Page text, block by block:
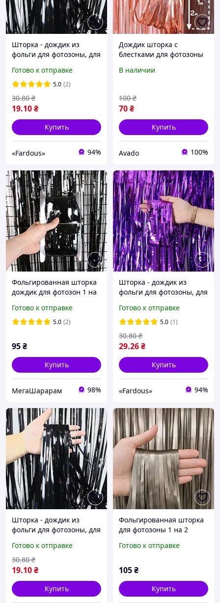
Шторка - дождик из
фольги для фотозоны, для
Черная
Готово к отправке
5.0 (2)
19.10₴
30.80 ₴
Купить
«Fardous» 94%
Дождик шторка с
блестками для фотозоны
Персиковый
В наличии
70₴
100 ₴
Купить
Avado 100%
Фольгированная шторка
дождик для фотозон 1 на
Готово к отправке
5.0 (2)
95₴
Купить
МегаШарарам 98%
Шторка - дождик из
фольги для фотозоны, для
Фиолетовая
Готово к отправке
5.0 (1)
29.26₴
30.80 ₴
Купить
«Fardous» 94%
Шторка - дождик из
фольги для фотозоны, для
Черная, Кладовка
Готово к отправке
19.10₴
30.80 ₴
Купить
Фольгированная шторка
для фотозоны 1 на 2
бежевый
Готово к отправке
105₴
Купить